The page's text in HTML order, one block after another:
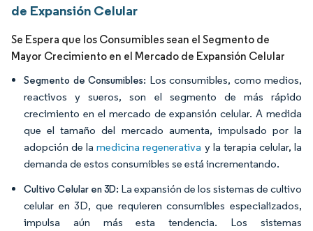
de Expansión Celular
Se Espera que los Consumibles sean el Segmento de
Mayor Crecimiento en el Mercado de Expansión Celular
Segmento de Consumibles: Los consumibles, como medios,
reactivos y sueros, son el segmento de más rápido
crecimiento en el mercado de expansión celular. A medida
que el tamaño del mercado aumenta, impulsado por la
adopción de lamedicina regenerativa y la terapia celular, la
demanda de estos consumibles se está incrementando.
Cultivo Celular en 3D: La expansión de los sistemas de cultivo
celular en 3D, que requieren consumibles especializados,
impulsa aún más esta tendencia. Los sistemas